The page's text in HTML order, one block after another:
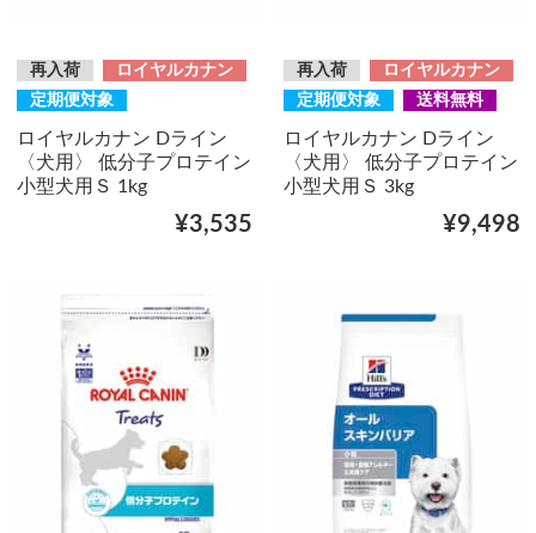
再入荷
ロイヤルカナン
定期便対象
ロイヤルカナン Dライン
〈犬用〉 低分子プロテイン
小型犬用Ｓ 1kg
¥3,535
再入荷
ロイヤルカナン
定期便対象
送料無料
ロイヤルカナン Dライン
〈犬用〉 低分子プロテイン
小型犬用Ｓ 3kg
¥9,498